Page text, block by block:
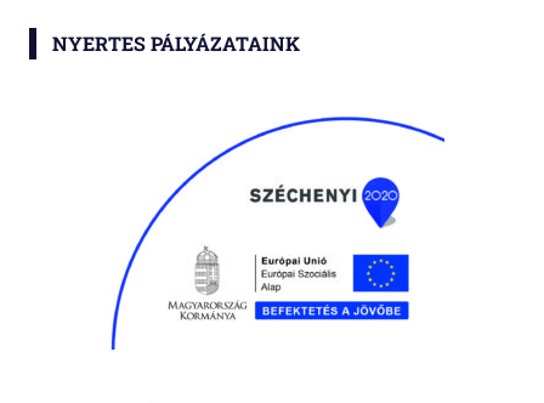
NYERTES PÁLYÁZATAINK